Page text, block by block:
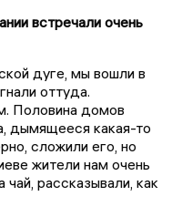
встречали очень
дуге, мы вошли в
оттуда.
Половина домов
дымящееся какая-то
сложили его, но
жители нам очень
рассказывали, как